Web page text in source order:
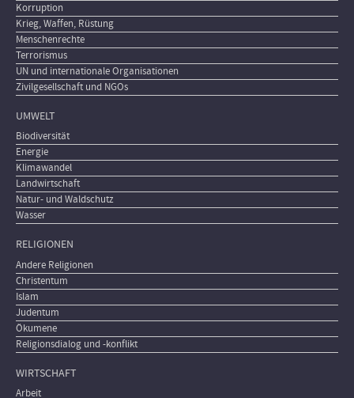
Korruption
Krieg, Waffen, Rüstung
Menschenrechte
Terrorismus
UN und internationale Organisationen
Zivilgesellschaft und NGOs
UMWELT
Biodiversität
Energie
Klimawandel
Landwirtschaft
Natur- und Waldschutz
Wasser
RELIGIONEN
Andere Religionen
Christentum
Islam
Judentum
Ökumene
Religionsdialog und -konflikt
WIRTSCHAFT
Arbeit